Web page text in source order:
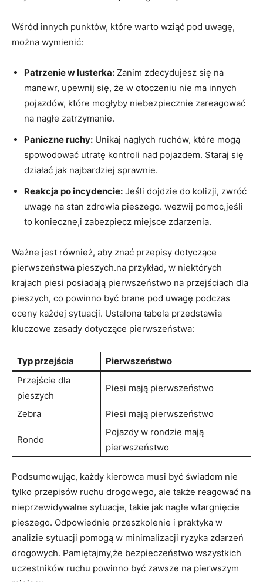
Wśród innych punktów, które warto wziąć pod uwagę,
można wymienić:
Patrzenie w lusterka: Zanim zdecydujesz się na
manewr, upewnij się, że w otoczeniu nie ma innych
pojazdów, które mogłyby niebezpiecznie zareagować
na nagłe zatrzymanie.
Paniczne ruchy: Unikaj nagłych ruchów, które mogą
spowodować utratę kontroli nad pojazdem. Staraj się
działać jak najbardziej sprawnie.
Reakcja po incydencie: Jeśli dojdzie do kolizji, zwróć
uwagę na stan zdrowia pieszego. wezwij pomoc,jeśli
to konieczne,i zabezpiecz miejsce zdarzenia.
Ważne jest również, aby znać przepisy dotyczące
pierwszeństwa pieszych.na przykład, w niektórych
krajach piesi posiadają pierwszeństwo na przejściach dla
pieszych, co powinno być brane pod uwagę podczas
oceny każdej sytuacji. Ustalona tabela przedstawia
kluczowe zasady dotyczące pierwszeństwa:
Typ przejścia
Pierwszeństwo
Przejście dla
pieszych
Piesi mają pierwszeństwo
Zebra Piesi mają pierwszeństwo
Rondo
Pojazdy w rondzie mają
pierwszeństwo
Podsumowując, każdy kierowca musi być świadom nie
tylko przepisów ruchu drogowego, ale także reagować na
nieprzewidywalne sytuacje, takie jak nagłe wtargnięcie
pieszego. Odpowiednie przeszkolenie i praktyka w
analizie sytuacji pomogą w minimalizacji ryzyka zdarzeń
drogowych. Pamiętajmy,że bezpieczeństwo wszystkich
uczestników ruchu powinno być zawsze na pierwszym